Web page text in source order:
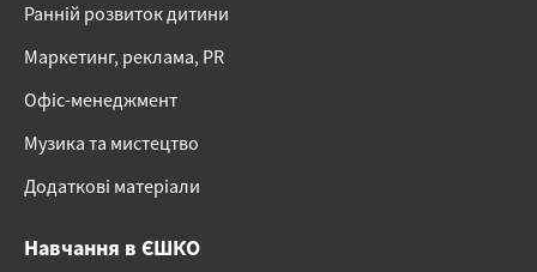
Ранній розвиток дитини
Маркетинг, реклама, PR
Офіс-менеджмент
Музика та мистецтво
Додаткові матеріали
Навчання в ЄШКО